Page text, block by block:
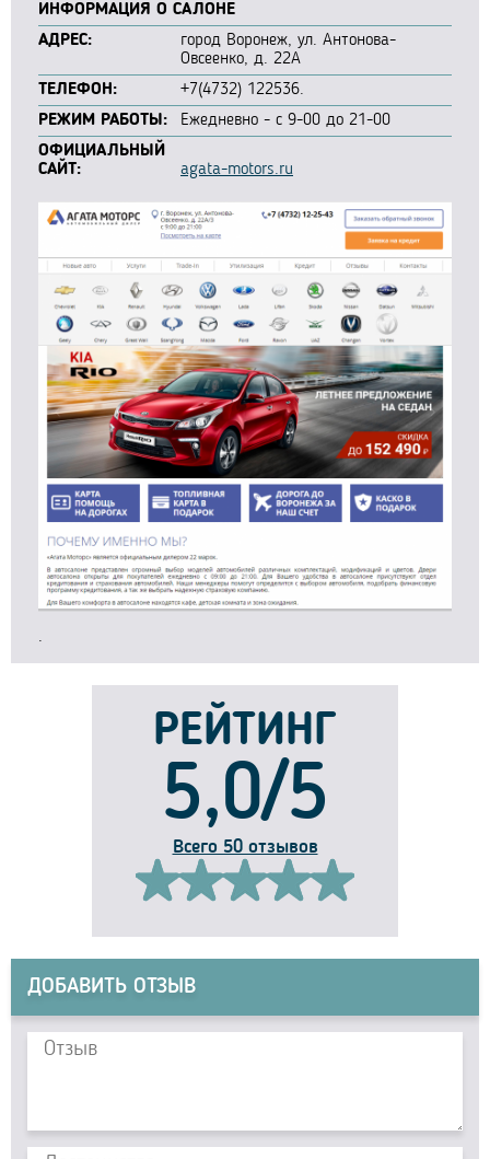
ИНФОРМАЦИЯ О САЛОНЕ
АДРЕС:
город Воронеж, ул. Антонова-
Овсеенко, д. 22А
ТЕЛЕФОН:
+7(4732) 122536.
РЕЖИМ РАБОТЫ:
Ежедневно - с 9-00 до 21-00
ОФИЦИАЛЬНЫЙ
САЙТ:
agata-motors.ru
.
РЕЙТИНГ
5,0/5
Всего 50 отзывов
ДОБАВИТЬ ОТЗЫВ